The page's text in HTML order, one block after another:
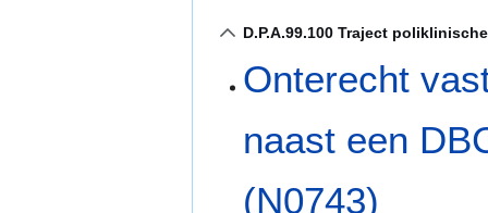
D.P.A.99.100 Traject
Onterecht
naast een
(N0743)